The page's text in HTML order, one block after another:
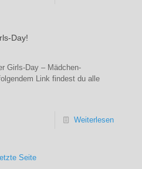
Day!
Girls-Day – Mädchen-
Link findest du alle
Weiterlesen
Seite